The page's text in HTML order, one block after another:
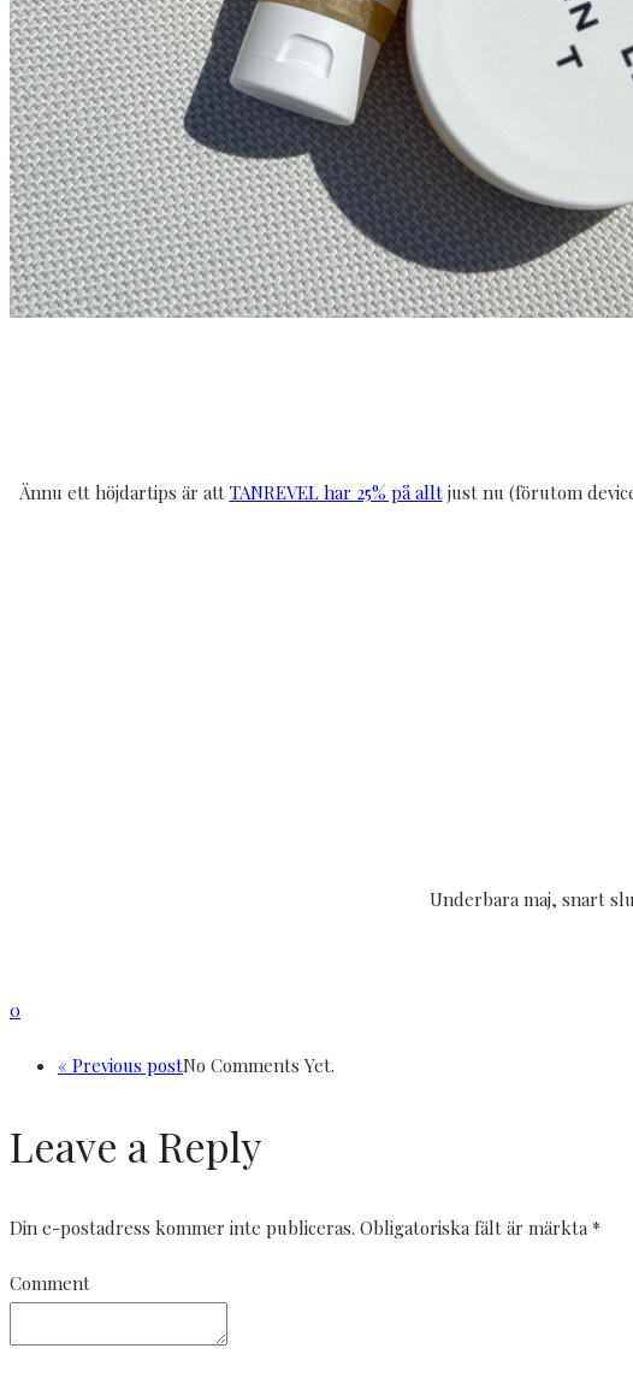
Ännu ett höjdartips är att TANREVEL har 25% på alltjust nu (förutom
Underbara maj, snart
0
« Previous postNo Comments Yet.
Leave a Reply
Din e-postadress kommer inte publiceras. Obligatoriska fält är märkta*
Comment